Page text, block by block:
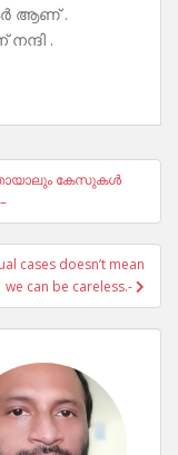
ആണ് .
.
കേസുകൾ
cases doesn’t mean
we can be careless.-